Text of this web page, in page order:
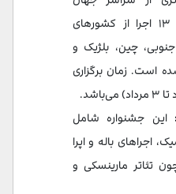
می‌باشد. در سال ۲۰۲۵، ۱۳ اجرا از کشورهای
چین، بلژیک و
است. زمان برگزاری
این جشنواره شامل
اجراهای باله و اپرا
تئاتر مارینسکی و